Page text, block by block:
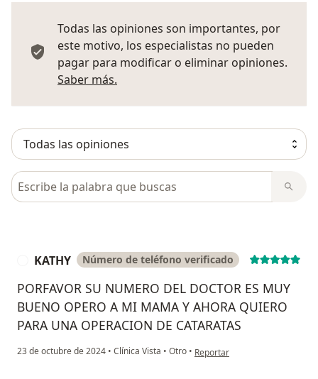
Todas las opiniones son importantes, por
este motivo, los especialistas no pueden
pagar para modificar o eliminar opiniones.
Saber más.
Busca en opiniones
KATHY Número de teléfono verificado
PORFAVOR SU NUMERO DEL DOCTOR ES MUY
BUENO OPERO A MI MAMA Y AHORA QUIERO
PARA UNA OPERACION DE CATARATAS
23 de octubre de 2024 • Clínica Vista • Otro • en opinión del usuario KATHY
Reportar